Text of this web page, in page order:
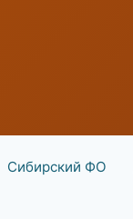
Сибирский ФО